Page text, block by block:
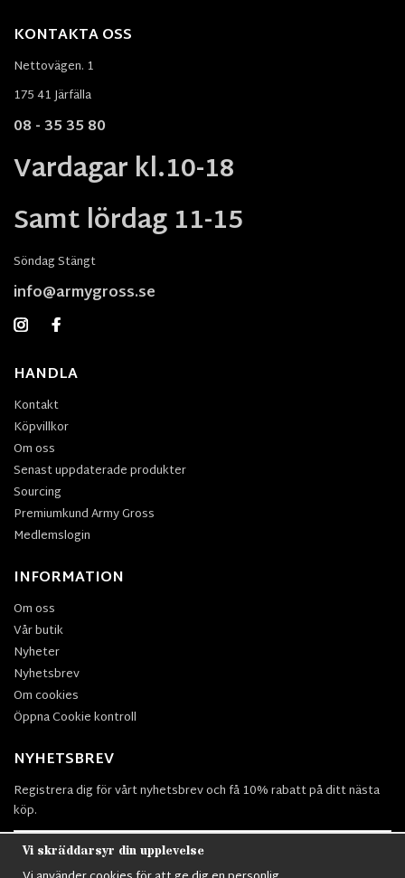
KONTAKTA OSS
Nettovägen. 1
175 41 Järfälla
08 - 35 35 80
Vardagar kl.10-18
Samt lördag 11-15
Söndag Stängt
info@armygross.se
HANDLA
Kontakt
Köpvillkor
Om oss
Senast uppdaterade produkter
Sourcing
Premiumkund Army Gross
Medlemslogin
INFORMATION
Om oss
Vår butik
Nyheter
Nyhetsbrev
Om cookies
Öppna Cookie kontroll
NYHETSBREV
Registrera dig för vårt nyhetsbrev och få 10% rabatt på ditt nästa
köp.
Vi skräddarsyr din upplevelse